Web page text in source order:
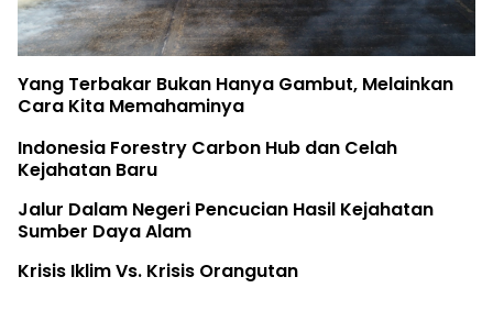
Yang Terbakar Bukan Hanya Gambut, Melainkan
Cara Kita Memahaminya
Indonesia Forestry Carbon Hub dan Celah
Kejahatan Baru
Jalur Dalam Negeri Pencucian Hasil Kejahatan
Sumber Daya Alam
Krisis Iklim Vs. Krisis Orangutan